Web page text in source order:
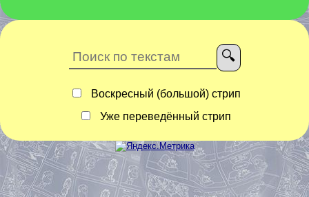
Воскресный (большой) стрип
Уже переведённый стрип